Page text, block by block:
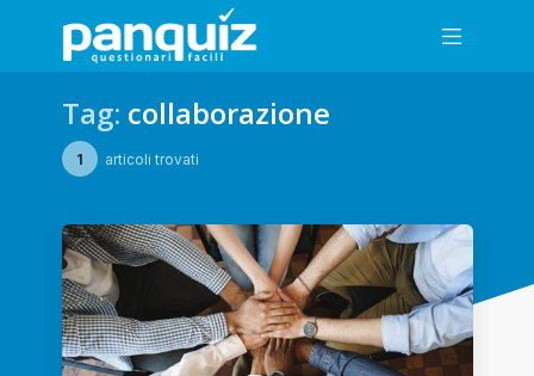
Tag: collaborazione
1 articoli trovati